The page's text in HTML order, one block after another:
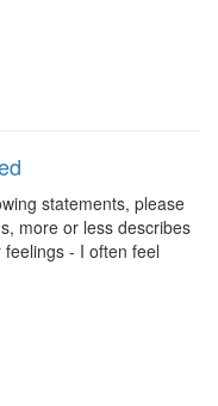
statements, please
more or less describes
- I often feel